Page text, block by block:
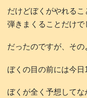
だけどぼくがやれる
弾きまくることだけで
だったのですが、その
ぼくの目の前には今日
ぼくが全く予想してな